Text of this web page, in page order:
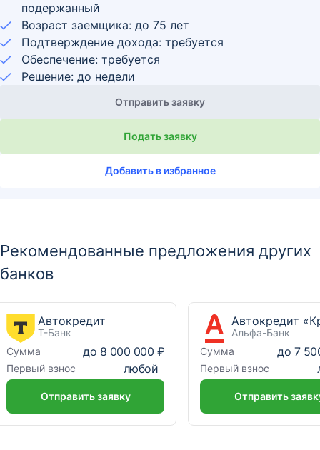
Добавить в избранное
подержанный
Возраст заемщика: до 75 лет
Подтверждение дохода: требуется
Обеспечение: требуется
Решение: до недели
Отправить заявку
Подать заявку
Рекомендованные предложения других
банков
Автокредит
Т-Банк
Сумма
до 8 000 000 ₽
Первый взнос любой
Отправить заявку
Альфа-Банк
Сумма
до 7
Первый взнос
Отправить